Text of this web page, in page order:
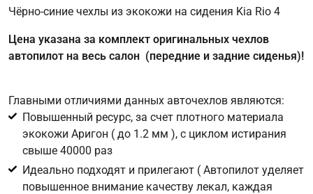
Имя
Телефон*
Соглашение об обработке персональных данных
Для подтверждения своего согласия на обработку ваших
персональных данных в целях исполнения запроса введите
в поле ниже цифру
Чёрно-синие чехлы из экокожи на сидения Kia Rio 4
Цена указана за комплект оригинальных чехлов
автопилот на весь салон (передние и задние сиденья)!
Главными отличиями данных авточехлов являются:
Повышенный ресурс, за счет плотного материала
экокожи Аригон ( до 1.2 мм ), с циклом истирания
свыше 40000 раз
Идеально подходят и прилегают ( Автопилот уделяет
повышенное внимание качеству лекал, каждая